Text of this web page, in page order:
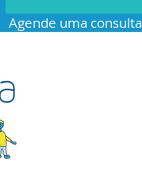
Agende uma consulta